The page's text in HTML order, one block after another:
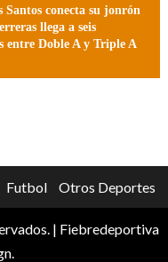
Santos conecta su jonrón
llega a seis
entre Doble A y Triple A
Futbol Otros Deportes
| Fiebredeportiva